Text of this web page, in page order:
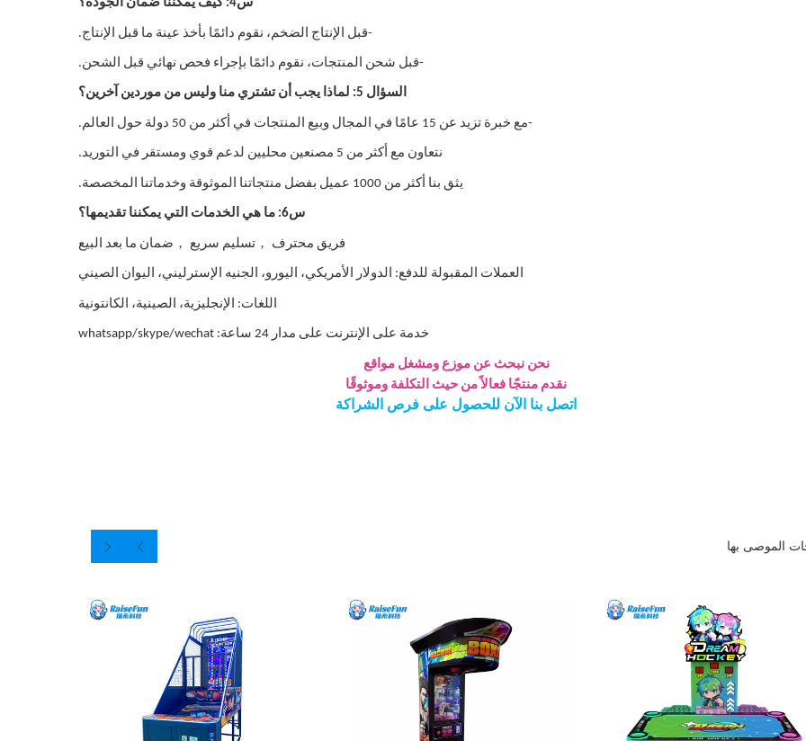
س4: كيف يمكننا ضمان الجودة؟
-قبل الإنتاج الضخم، نقوم دائمًا بأخذ عينة ما قبل الإنتاج.
-قبل شحن المنتجات، نقوم دائمًا بإجراء فحص نهائي قبل الشحن.
السؤال 5: لماذا يجب أن تشتري منا وليس من موردين آخرين؟
-مع خبرة تزيد عن 15 عامًا في المجال وبيع المنتجات في أكثر من 50 دولة حول العالم.
نتعاون مع أكثر من 5 مصنعين محليين لدعم قوي ومستقر في التوريد.
يثق بنا أكثر من 1000 عميل بفضل منتجاتنا الموثوقة وخدماتنا المخصصة.
س6: ما هي الخدمات التي يمكننا تقديمها؟
فريق محترف ， تسليم سريع ， ضمان ما بعد البيع
العملات المقبولة للدفع: الدولار الأمريكي، اليورو، الجنيه الإسترليني، اليوان الصيني
اللغات: الإنجليزية، الصينية، الكانتونية
خدمة على الإنترنت على مدار 24 ساعة: whatsapp/skype/wechat
نحن نبحث عن موزع ومشغل مواقع
نقدم منتجًا فعالاً من حيث التكلفة وموثوقًا
اتصل بنا الآن للحصول على فرص الشراكة
الموصى بها